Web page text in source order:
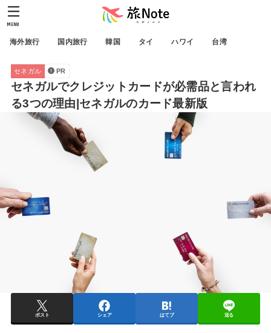
海外旅行 国内旅行 韓国 タイ ハワイ 台湾
MENU
セネガル PR
セネガルでクレジットカードが必需品と言われ
る3つの理由|セネガルのカード最新版
ポスト シェア はてブ 送る